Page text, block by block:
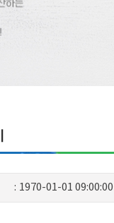
: 1970-01-01 09:00:00